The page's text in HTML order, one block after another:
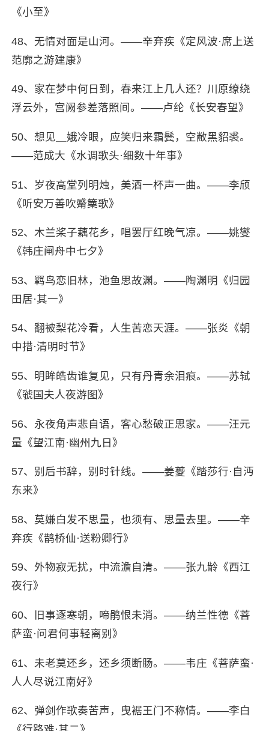
《小至》
48、无情对面是山河。——辛弃疾《定风波·席上送
范廓之游建康》
49、家在梦中何日到，春来江上几人还？川原缭绕
浮云外，宫阙参差落照间。——卢纶《长安春望》
50、想见＿娥冷眼，应笑归来霜鬓，空敝黑貂裘。
——范成大《水调歌头·细数十年事》
51、岁夜高堂列明烛，美酒一杯声一曲。——李颀
《听安万善吹觱篥歌》
52、木兰桨子藕花乡，唱罢厅红晚气凉。——姚燮
《韩庄闸舟中七夕》
53、羁鸟恋旧林，池鱼思故渊。——陶渊明《归园
田居·其一》
54、翻被梨花冷看，人生苦恋天涯。——张炎《朝
中措·清明时节》
55、明眸皓齿谁复见，只有丹青余泪痕。——苏轼
《虢国夫人夜游图》
56、永夜角声悲自语，客心愁破正思家。——汪元
量《望江南·幽州九日》
57、别后书辞，别时针线。——姜夔《踏莎行·自沔
东来》
58、莫嫌白发不思量，也须有、思量去里。——辛
弃疾《鹊桥仙·送粉卿行》
59、外物寂无扰，中流澹自清。——张九龄《西江
夜行》
60、旧事逐寒朝，啼鹃恨未消。——纳兰性德《菩
萨蛮·问君何事轻离别》
61、未老莫还乡，还乡须断肠。——韦庄《菩萨蛮·
人人尽说江南好》
62、弹剑作歌奏苦声，曳裾王门不称情。——李白